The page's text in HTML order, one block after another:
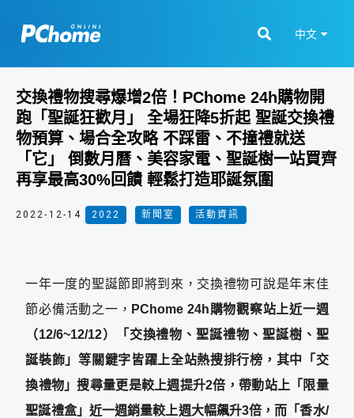
中文
交換禮物搜尋爆增2倍！PChome 24h購物開
跑「聖誕狂歡月」 全場狂降5折起 聖誕交換禮
物預算、場合全攻略 不踩雷、不撞禮就送
「它」 倒數月曆、美容家電、聖誕樹一站買齊
再享最高30%回饋 輕鬆打造耶誕氛圍
2022-12-14 2022 新聞室 活動資訊
一年一度的聖誕節即將到來，交換禮物可說是年末佳
節必備活動之一， PChome 24h購物觀察站上近一週
（12/6~12/12）「交換禮物、聖誕禮物、聖誕樹、聖
誕裝飾」等關鍵字皆躍上全站熱搜排行榜，其中「交
換禮物」搜尋量更是較上週提升2倍，帶動站上「限量
聖誕禮盒」近一週銷量較上週大幅飆升3倍，而「香水/